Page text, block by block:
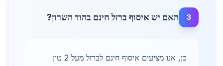
3 האם יש איסוף ברזל חינם בהוד השרון?
כן, אנו מציעים איסוף חינם לברזל מעל 2 טון